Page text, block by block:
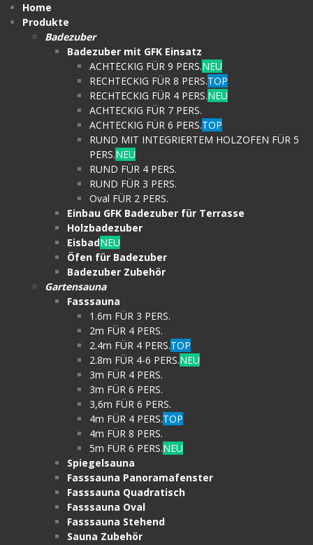
Home
Produkte
Badezuber
Badezuber mit GFK Einsatz
ACHTECKIG FÜR 9 PERS.NEU
RECHTECKIG FÜR 8 PERS.TOP
RECHTECKIG FÜR 4 PERS.NEU
ACHTECKIG FÜR 7 PERS.
ACHTECKIG FÜR 6 PERS.TOP
RUND MIT INTEGRIERTEM HOLZOFEN FÜR 5
PERS.NEU
RUND FÜR 4 PERS.
RUND FÜR 3 PERS.
Oval FÜR 2 PERS.
Einbau GFK Badezuber für Terrasse
Holzbadezuber
EisbadNEU
Öfen für Badezuber
Badezuber Zubehör
Gartensauna
Fasssauna
1.6m FÜR 3 PERS.
2m FÜR 4 PERS.
2.4m FÜR 4 PERS.TOP
2.8m FÜR 4-6 PERS.NEU
3m FÜR 4 PERS.
3m FÜR 6 PERS.
3,6m FÜR 6 PERS.
4m FÜR 4 PERS.TOP
4m FÜR 8 PERS.
5m FÜR 6 PERS.NEU
Spiegelsauna
Fasssauna Panoramafenster
Fasssauna Quadratisch
Fasssauna Oval
Fasssauna Stehend
Sauna Zubehör